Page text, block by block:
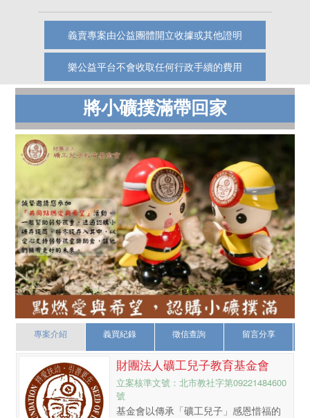
義賣專案由公益團體開立收據或其他證明
樂公益平台不會收取任何行政手續的費用
將小礦撲滿帶回家
專案介紹 義買紀錄 徵信查詢 留言分享
財團法人礦工兒子教育基金會
立案核準文號：北市教社字第09221484600
號
基金會以傳承「礦工兒子」感恩惜福的